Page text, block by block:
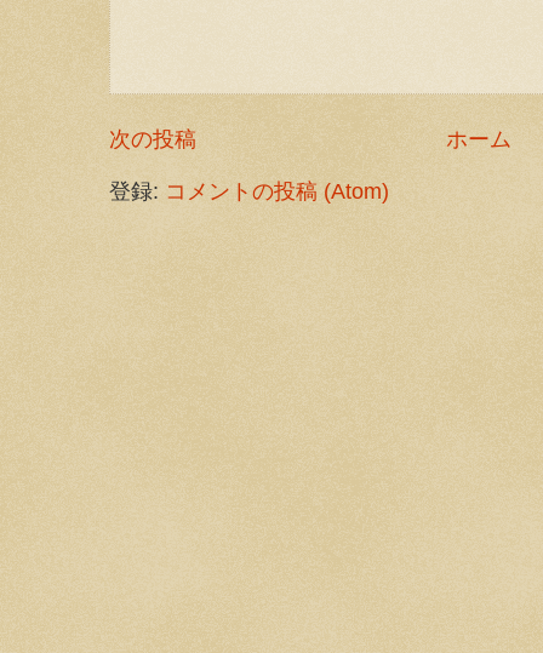
次の投稿 ホーム
登録: コメントの投稿 (Atom)